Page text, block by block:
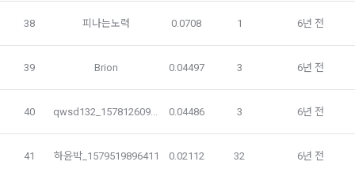
는 “확인”버튼을 누르면 “회사”가 웹 상의 안내 및 전자메일로
“회원”에게 통지함으로써 이용계약이 성립된다.
5. “회원”은 이용계약 성립 후, 당사의 동의 없이 임의로 회원 ID
를 변경할 수 없다.
6. 약관 및 실정법 위반 시 “회원”의 서비스 이용 제약이 생길 수
있다.
를 수집
2) 데이콘 인재풀 등록, 기업 요금 정산, 이벤트 응모, 고객센터
문의 등의 방법으로 수집
38 피나는노력 0.0708 1 6년 전
39 Brion 0.04497 3 6년 전
40 qwsd132_1578126092986 0.04486 3 6년 전
41 하윤박_1579519896411 0.02112 32 6년 전